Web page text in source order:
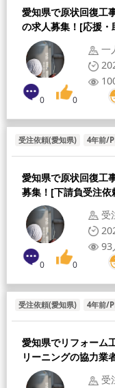
愛知県で原状回復工
の求人募集！[応援・
一
0 0
受注依頼(愛知県) 4年前/
愛知県で原状回復工
募集！[下請負受注依
受
93
0 0
受注依頼(愛知県) 4年前/
愛知県でリフォーム
リーニングの協力業
受